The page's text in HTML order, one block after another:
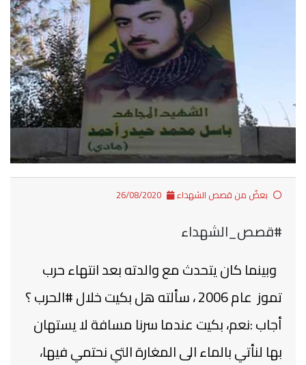
بعضٌ من قصص الشهداء
#قصص_الشهداء
وبينما كان يتحدث مع والدته بعد انتهاء حرب
تموز عام 2006 ، سألته هل بكيت خلال #الحرب ؟
أجاب :نعم، بكيت عندما سرنا مسافة لا يستهان
بها لنأتي بالماء الى المغارة التي نحتمي فيها،